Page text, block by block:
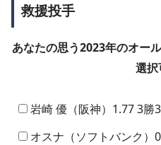
救援投手
あなたの思う2023年のオー
選択
岩崎 優（阪神）1.77 3勝
オスナ（ソフトバンク）